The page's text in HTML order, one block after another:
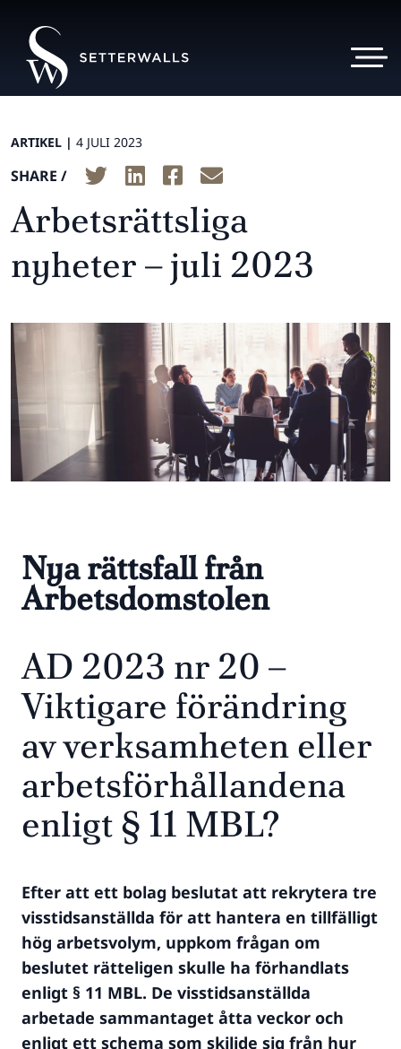
ARTIKEL | 4 JULI 2023
SHARE /
Arbetsrättsliga
nyheter – juli 2023
Nya rättsfall från
Arbetsdomstolen
AD 2023 nr 20 –
Viktigare förändring
av verksamheten eller
arbetsförhållandena
enligt § 11 MBL?
Efter att ett bolag beslutat att rekrytera tre
visstidsanställda för att hantera en tillfälligt
hög arbetsvolym, uppkom frågan om
beslutet rätteligen skulle ha förhandlats
enligt § 11 MBL. De visstidsanställda
arbetade sammantaget åtta veckor och
enligt ett schema som skiljde sig från hur